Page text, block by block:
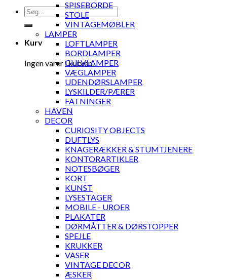
Søg
efter:
Kurv
Ingen varer i kurven.
SPISEBORDE
STOLE
VINTAGEMØBLER
LAMPER
LOFTLAMPER
BORDLAMPER
GULVLAMPER
VÆGLAMPER
UDENDØRSLAMPER
LYSKILDER/PÆRER
FATNINGER
HAVEN
DECOR
CURIOSITY OBJECTS
DUFTLYS
KNAGERÆKKER & STUMTJENERE
KONTORARTIKLER
NOTESBØGER
KORT
KUNST
LYSESTAGER
MOBILE - UROER
PLAKATER
DØRMÅTTER & DØRSTOPPER
SPEJLE
KRUKKER
VASER
VINTAGE DECOR
ÆSKER